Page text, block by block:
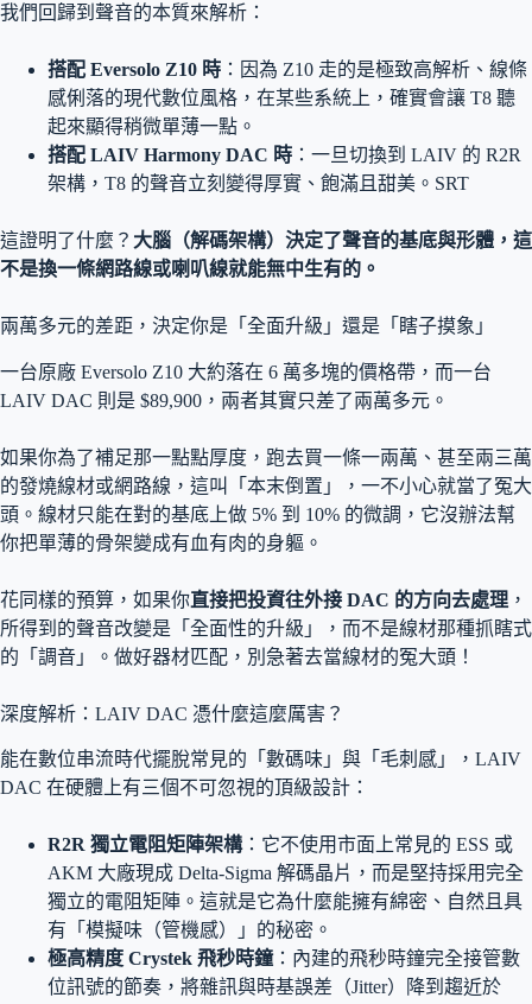
我們回歸到聲音的本質來解析：
搭配 Eversolo Z10 時 ：因為 Z10 走的是極致高解析、線條
感俐落的現代數位風格，在某些系統上，確實會讓 T8 聽
起來顯得稍微單薄一點。
搭配 LAIV Harmony DAC 時 ：一旦切換到 LAIV 的 R2R
架構，T8 的聲音立刻變得厚實、飽滿且甜美。SRT
這證明了什麼？ 大腦（解碼架構）決定了聲音的基底與形體，這
不是換一條網路線或喇叭線就能無中生有的。
兩萬多元的差距，決定你是「全面升級」還是「瞎子摸象」
一台原廠 Eversolo Z10 大約落在 6 萬多塊的價格帶 ，而一台
LAIV DAC 則是 $89,900 ，兩者其實只差了兩萬多元。
如果你為了補足那一點點厚度，跑去買一條一兩萬、甚至兩三萬
的發燒線材或網路線，這叫「本末倒置」，一不小心就當了冤大
頭。線材只能在對的基底上做 5% 到 10% 的微調，它沒辦法幫
你把單薄的骨架變成有血有肉的身軀。
花同樣的預算，如果你直接把投資往外接 DAC 的方向去處理 ，
所得到的聲音改變是「全面性的升級」，而不是線材那種抓瞎式
的「調音」。做好器材匹配，別急著去當線材的冤大頭！
深度解析：LAIV DAC 憑什麼這麼厲害？
能在數位串流時代擺脫常見的「數碼味」與「毛刺感」，LAIV
DAC 在硬體上有三個不可忽視的頂級設計：
R2R 獨立電阻矩陣架構：它不使用市面上常見的 ESS 或
AKM 大廠現成 Delta-Sigma 解碼晶片，而是堅持採用完全
獨立的電阻矩陣。這就是它為什麼能擁有綿密、自然且具
有「模擬味（管機感）」的秘密。
極高精度 Crystek 飛秒時鐘：內建的飛秒時鐘完全接管數
位訊號的節奏，將雜訊與時基誤差（Jitter）降到趨近於